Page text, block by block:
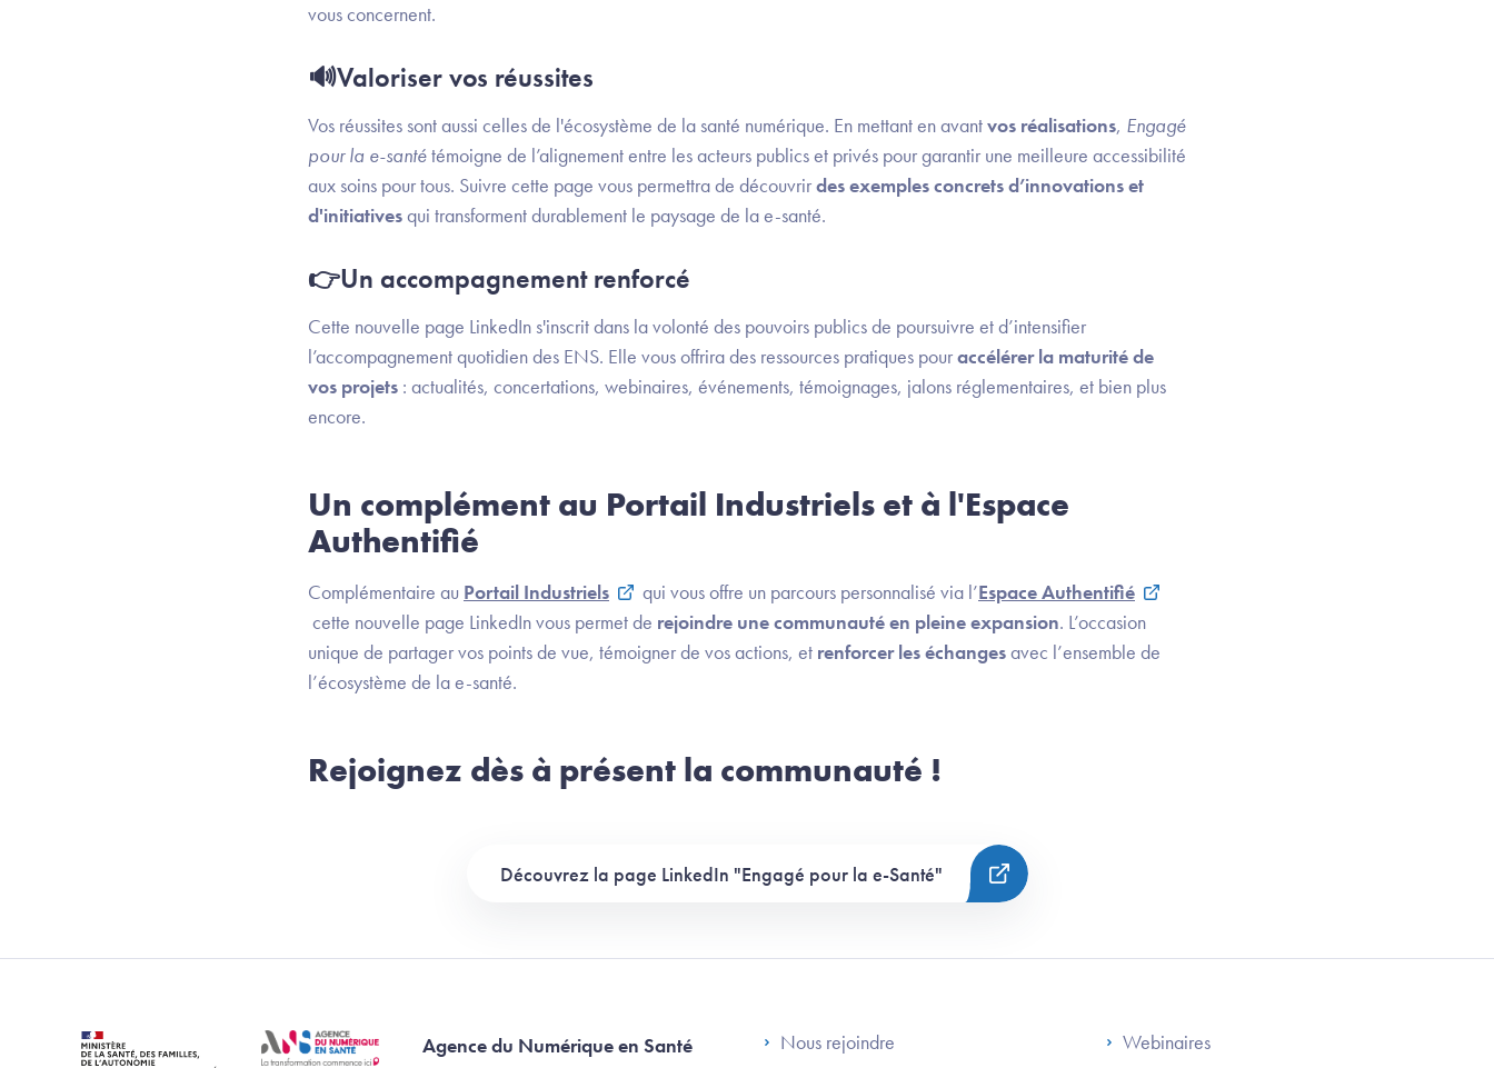
vous concernent.
🔊Valoriser vos réussites
Vos réussites sont aussi celles de l'écosystème de la santé numérique. En mettant en avantvos réalisations, Engagé
pour la e-santétémoigne de l’alignement entre les acteurs publics et privés pour garantir une meilleure accessibilité
aux soins pour tous. Suivre cette page vous permettra de découvrirdes exemples concrets d’innovations et
d'initiativesqui transforment durablement le paysage de la e-santé.
👉Un accompagnement renforcé
Cette nouvelle page LinkedIn s'inscrit dans la volonté des pouvoirs publics de poursuivre et d’intensifier
l’accompagnement quotidien des ENS. Elle vous offrira des ressources pratiques pouraccélérer la maturité de
vos projets : actualités, concertations, webinaires, événements, témoignages, jalons réglementaires, et bien plus
encore.
Un complément au Portail Industriels et à l'Espace
Authentifié
Complémentaire au Portail Industriels qui vous offre un parcours personnalisé via l’Espace Authentifié
cette nouvelle page LinkedIn vous permet de rejoindre une communauté en pleine expansion. L’occasion
unique de partager vos points de vue, témoigner de vos actions, et renforcer les échangesavec l’ensemble de
l’écosystème de la e-santé.
Rejoignez dès à présent la communauté !
Découvrez la page LinkedIn "Engagé pour la e-Santé"
Agence du Numérique en Santé
Footer Left ANS
Nous rejoindre
Footer Right ANS
Webinaires